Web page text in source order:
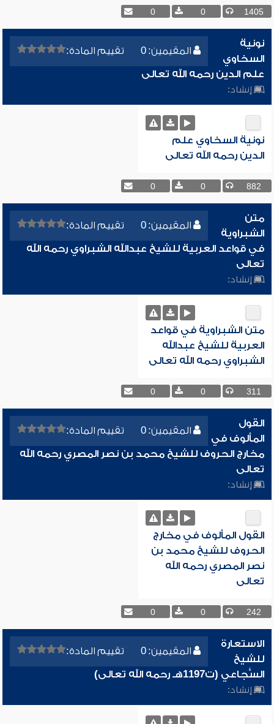
1405
0
0
المقيمين: 0 تقييم المادة:
نونية
السخاوي
علم الدين رحمه الله تعالى
إنشاد:
نونية السخاوي علم
الدين رحمه الله تعالى
882
0
0
المقيمين: 0 تقييم المادة:
متن
الشبراوية
في قواعد العربية للشيخ عبدالله الشبراوي رحمه الله
تعالى
إنشاد:
متن الشبراوية في قواعد
العربية للشيخ عبدالله
الشبراوي رحمه الله تعالى
311
0
0
المقيمين: 0 تقييم المادة:
القول
المألوف في
مخارج الحروف للشيخ محمد بن نصر المصري رحمه الله
تعالى
إنشاد:
القول المألوف في مخارج
الحروف للشيخ محمد بن
نصر المصري رحمه الله
تعالى
242
0
0
المقيمين: 0 تقييم المادة:
الاستعارة
للشيخ
السُّجاعي (ت1197هـ رحمه الله تعالى)
إنشاد: